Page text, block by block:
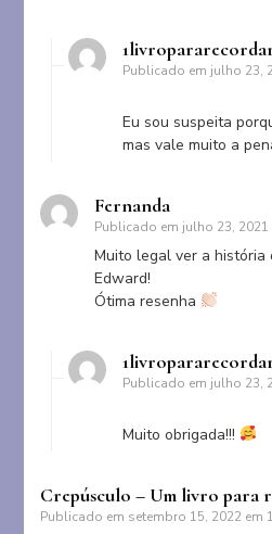
Publicado em julho 23,
Eu sou suspeita
mas vale muito a
Fernanda
Publicado em julho 23, 2021
Muito legal ver a história
Edward!
Ótima resenha
Publicado em julho 23,
Muito obrigada!!!
Crepúsculo – Um livro para
Publicado em setembro 15, 2022 em